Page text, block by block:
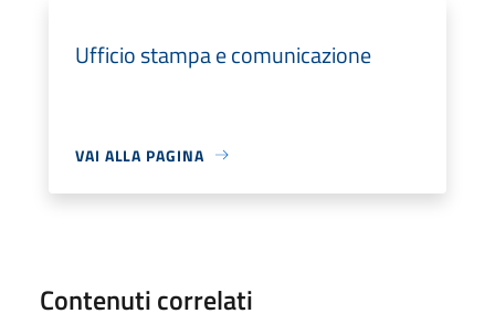
Ufficio stampa e comunicazione
VAI ALLA PAGINA
Contenuti correlati